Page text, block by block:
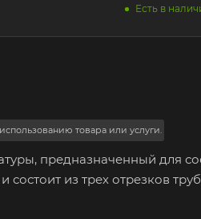
Есть в
товара или услуги.
предназначенный для
из трех отрезков